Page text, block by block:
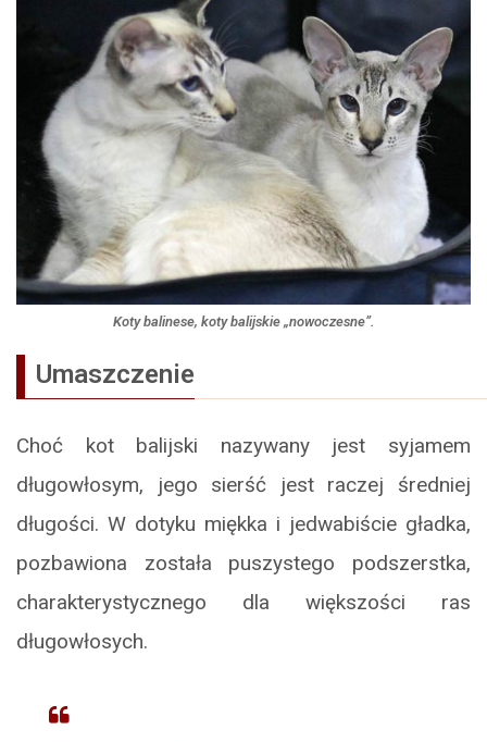
Koty balinese, koty balijskie „nowoczesne”.
Umaszczenie
Choć kot balijski nazywany jest syjamem
długowłosym, jego sierść jest raczej średniej
długości. W dotyku miękka i jedwabiście gładka,
pozbawiona została puszystego podszerstka,
charakterystycznego dla większości ras
długowłosych.